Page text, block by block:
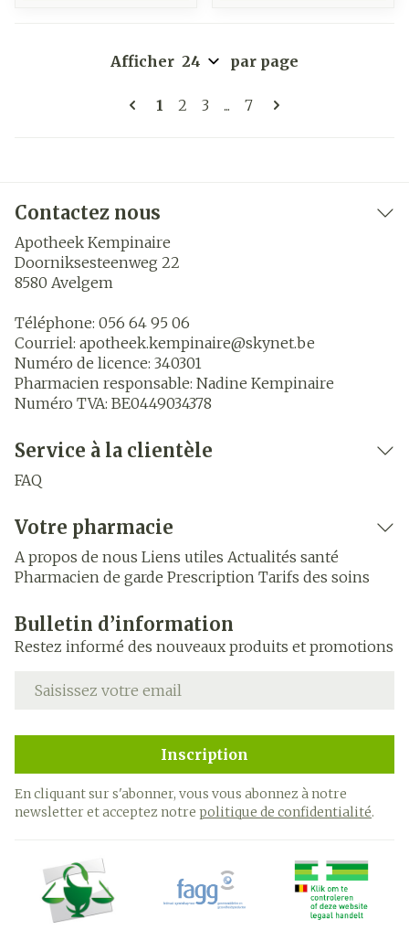
Pages
Vous lisez actuellement la page
1 Page
2 Page
3 ... Page
7
Afficher par page
Contactez nous
Apotheek Kempinaire
Doorniksesteenweg 22
8580 Avelgem
Téléphone: 056 64 95 06
Courriel: apotheek.kempinaire@skynet.be
Numéro de licence: 340301
Pharmacien responsable: Nadine Kempinaire
Numéro TVA: BE0449034378
Service à la clientèle
FAQ
Votre pharmacie
A propos de nous Liens utiles Actualités santé
Pharmacien de garde Prescription Tarifs des soins
Bulletin d’information
Restez informé des nouveaux produits et promotions
Adresse mail
Inscription
En cliquant sur s'abonner, vous vous abonnez à notre
newsletter et acceptez notre politique de confidentialité.